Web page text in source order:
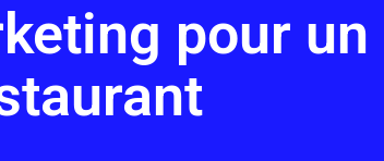
pour un